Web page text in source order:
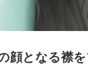
顔となる襟